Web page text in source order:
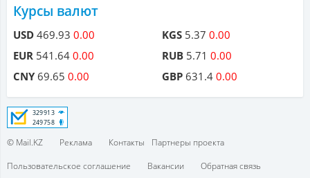
Курсы валют
USD 469.93 0.00
EUR 541.64 0.00
CNY69.65 0.00
KGS 5.37 0.00
RUB 5.71 0.00
GBP 631.4 0.00
© Mail.KZ Реклама Контакты
Партнеры проекта
Пользовательское соглашение
Вакансии Обратная связь